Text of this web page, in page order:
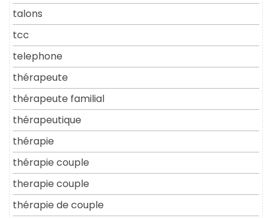
talons
tcc
telephone
thérapeute
thérapeute familial
thérapeutique
thérapie
thérapie couple
therapie couple
thérapie de couple